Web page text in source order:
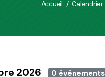
Accueil / Calendrier
2026 0 événements